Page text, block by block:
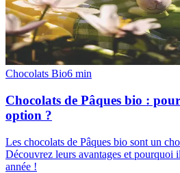
Chocolats Bio6 min
Chocolats de Pâques bio :
option ?
Les chocolats de Pâques bio sont un
Découvrez leurs avantages et pourquoi
année !